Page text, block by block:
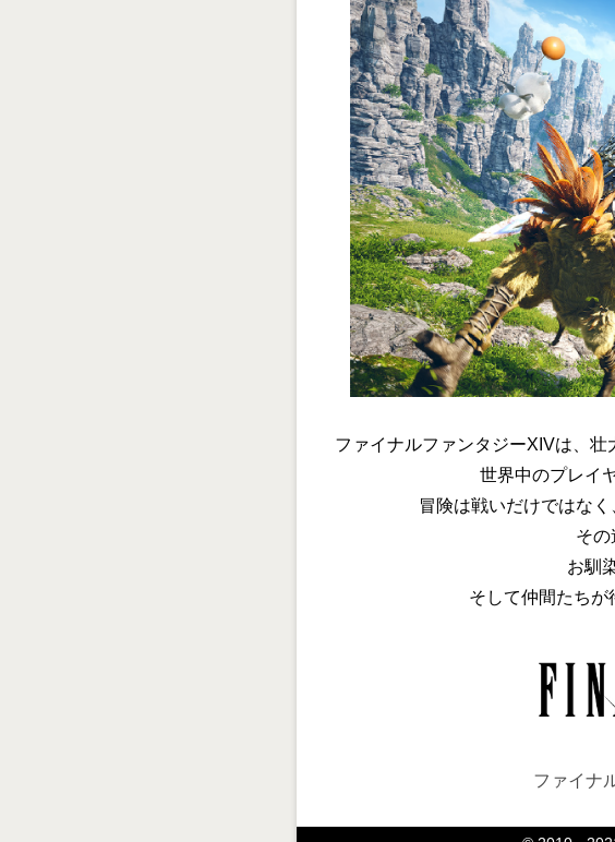
ファイナルファンタジーXIVは、 壮
世界中のプレイ
冒険は戦いだけではなく
その
お馴
そして仲間たちが
ファイナ